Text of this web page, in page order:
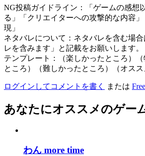
NG投稿ガイドライン：「ゲームの感想
る」「クリエイターへの攻撃的な内容
現」
ネタバレについて：ネタバレを含む場
レを含みます」と記載をお願いします。
テンプレート：（楽しかったところ）
ところ）（難しかったところ）（オスス
ログインしてコメントを書く または
あなたにオススメのゲー
わん more time